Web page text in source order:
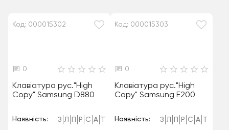
Код: 000015302
0
Клавіатура рус."High
Copy" Samsung D880
Наявність: З Л Р С А
Код: 000015303
0
Клавіатура рус."High
Copy" Samsung E200
Наявність: З Л Р С А